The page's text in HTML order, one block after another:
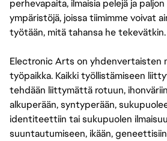
perhevapaita, ilmaisia pelejä ja
ympäristöjä, joissa tiimimme voivat
työtään, mitä tahansa he tekevätkin.
Electronic Arts on yhdenvertaisten
työpaikka. Kaikki työllistämiseen
tehdään liittymättä rotuun,
alkuperään, syntyperään,
identiteettiin tai sukupuolen
suuntautumiseen, ikään,